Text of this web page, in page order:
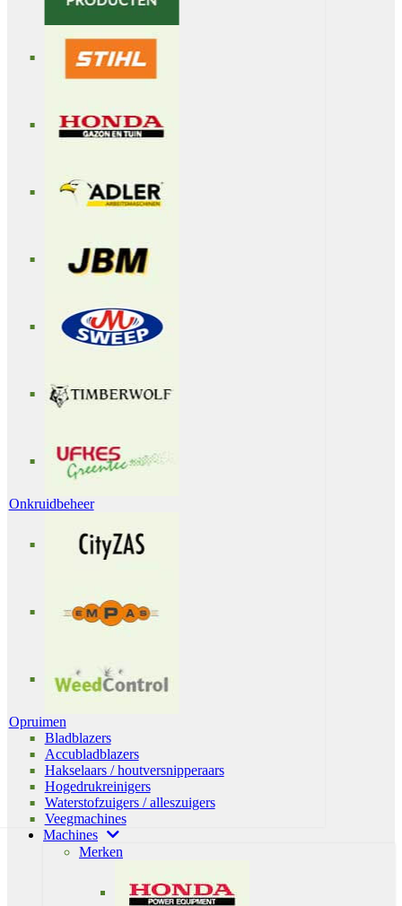
Onkruidbeheer
Opruimen
Bladblazers
Accubladblazers
Hakselaars / houtversnipperaars
Hogedrukreinigers
Waterstofzuigers / alleszuigers
Veegmachines
Machines
Merken